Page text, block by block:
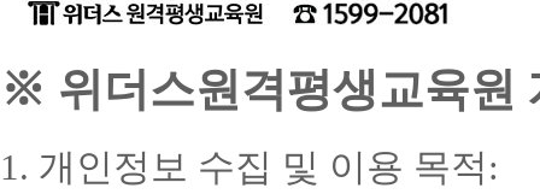
※ 위더스원격평생교육원
1. 개인정보 수집 및 이용 목적: